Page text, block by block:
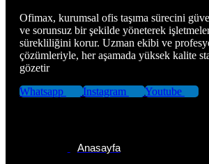
Ofimax, kurumsal ofis taşıma sürecini
ve sorunsuz bir şekilde yöneterek
sürekliliğini korur. Uzman ekibi ve
çözümleriyle, her aşamada yüksek kalite
gözetir
Whatsapp
Instagram Youtube
Anasayfa